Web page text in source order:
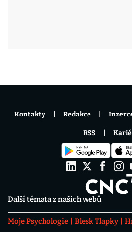
Další témata z našich webů
Moje Psychologie Blesk Tlapky
Kontakty Redakce
RSS